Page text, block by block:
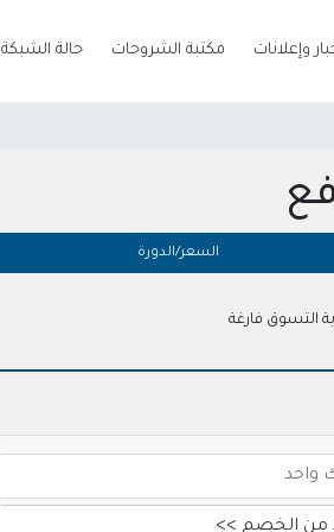
وإعلانات مكتبة الشروحات حالة الشبكة
السعر/الدورة
التسوق فارغة
من الخصم >>